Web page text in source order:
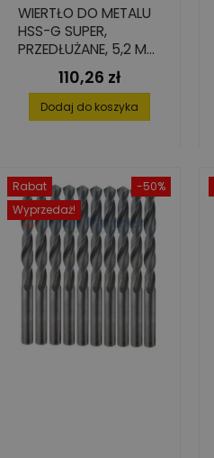
WIERTŁO DO METALU
HSS-G SUPER,
PRZEDŁUŻANE, 5,2 MM
(10 SZT.)Cena
110,26 zł
Dodaj do koszyka
-50%
Rabat
Wyprzedaż!